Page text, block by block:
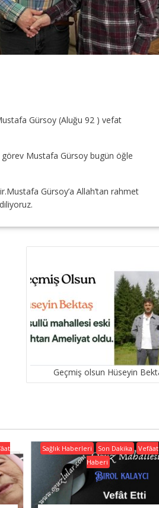
Gürsoy (Aluğu 92 ) vefat
görev Mustafa Gürsoy bugün öğle
Gürsoy’a Allah’tan rahmet
Geçmiş olsun Hüseyin
Sağlık Haberleri Son Dakika
Vefâat
Haberi